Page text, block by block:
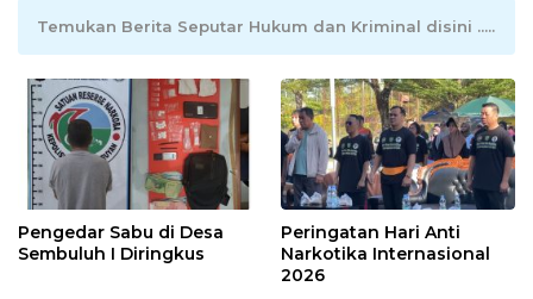
Temukan Berita Seputar Hukum dan Kriminal disini .....
Pengedar Sabu di Desa
Sembuluh I Diringkus
Peringatan Hari Anti
Narkotika Internasional
2026